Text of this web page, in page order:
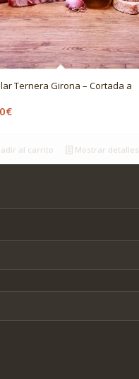
Ternera Girona – Cortada a
€
al carrito Mostrar detalles